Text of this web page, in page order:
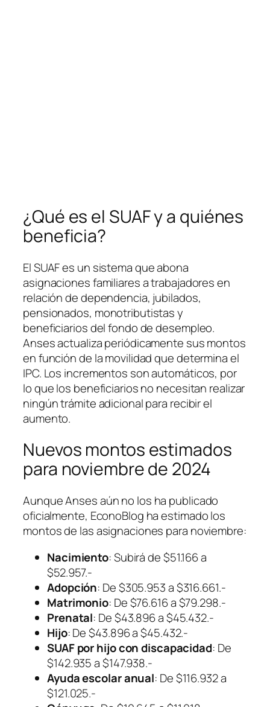
¿Qué es el SUAF y a quiénes
beneficia?
El SUAF es un sistema que abona
asignaciones familiares a trabajadores en
relación de dependencia, jubilados,
pensionados, monotributistas y
beneficiarios del fondo de desempleo.
Anses actualiza periódicamente sus montos
en función de la movilidad que determina el
IPC. Los incrementos son automáticos, por
lo que los beneficiarios no necesitan realizar
ningún trámite adicional para recibir el
aumento.
Nuevos montos estimados
para noviembre de 2024
Aunque Anses aún no los ha publicado
oficialmente, EconoBlog ha estimado los
montos de las asignaciones para noviembre:
Nacimiento: Subirá de $51.166 a
$52.957.-
Adopción: De $305.953 a $316.661.-
Matrimonio: De $76.616 a $79.298.-
Prenatal: De $43.896 a $45.432.-
Hijo: De $43.896 a $45.432.-
SUAF por hijo con discapacidad: De
$142.935 a $147.938.-
Ayuda escolar anual: De $116.932 a
$121.025.-